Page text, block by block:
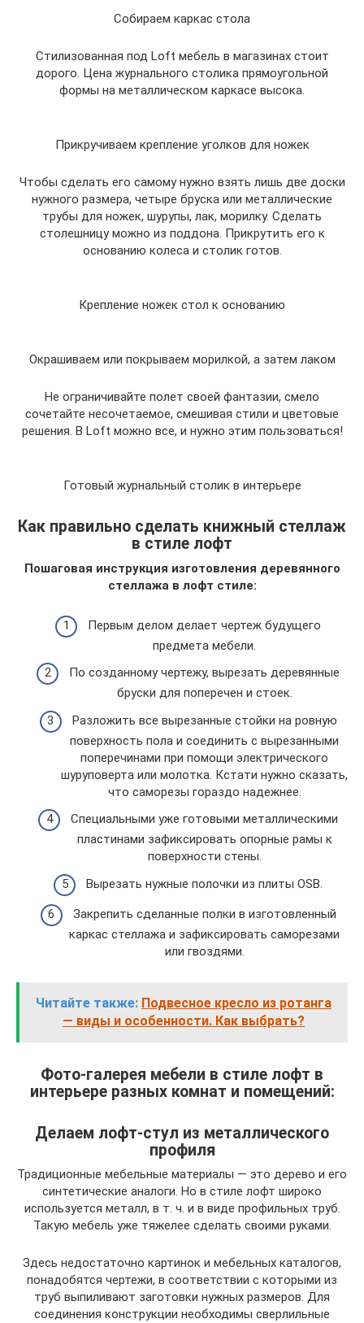
Собираем каркас стола
Стилизованная под Loft мебель в магазинах стоит
дорого. Цена журнального столика прямоугольной
формы на металлическом каркасе высока.
Прикручиваем крепление уголков для ножек
Чтобы сделать его самому нужно взять лишь две доски
нужного размера, четыре бруска или металлические
трубы для ножек, шурупы, лак, морилку. Сделать
столешницу можно из поддона. Прикрутить его к
основанию колеса и столик готов.
Крепление ножек стол к основанию
Окрашиваем или покрываем морилкой, а затем лаком
Не ограничивайте полет своей фантазии, смело
сочетайте несочетаемое, смешивая стили и цветовые
решения. В Loft можно все, и нужно этим пользоваться!
Готовый журнальный столик в интерьере
Как правильно сделать книжный стеллаж
в стиле лофт
Пошаговая инструкция изготовления деревянного
стеллажа в лофт стиле:
Первым делом делает чертеж будущего
предмета мебели.
По созданному чертежу, вырезать деревянные
бруски для поперечен и стоек.
Разложить все вырезанные стойки на ровную
поверхность пола и соединить с вырезанными
поперечинами при помощи электрического
шуруповерта или молотка. Кстати нужно сказать,
что саморезы гораздо надежнее.
Специальными уже готовыми металлическими
пластинами зафиксировать опорные рамы к
поверхности стены.
Вырезать нужные полочки из плиты OSB.
Закрепить сделанные полки в изготовленный
каркас стеллажа и зафиксировать саморезами
или гвоздями.
Читайте также: Подвесное кресло из ротанга
— виды и особенности. Как выбрать?
Фото-галерея мебели в стиле лофт в
интерьере разных комнат и помещений:
Делаем лофт-стул из металлического
профиля
Традиционные мебельные материалы — это дерево и его
синтетические аналоги. Но в стиле лофт широко
используется металл, в т. ч. и в виде профильных труб.
Такую мебель уже тяжелее сделать своими руками.
Здесь недостаточно картинок и мебельных каталогов,
понадобятся чертежи, в соответствии с которыми из
труб выпиливают заготовки нужных размеров. Для
соединения конструкции необходимы сверлильные